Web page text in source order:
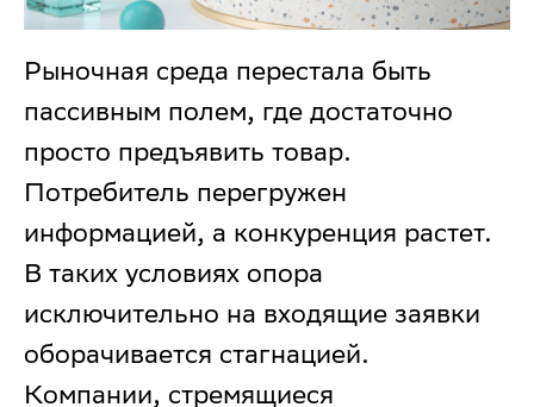
Рыночная среда перестала быть
пассивным полем, где достаточно
просто предъявить товар.
Потребитель перегружен
информацией, а конкуренция растет.
В таких условиях опора
исключительно на входящие заявки
оборачивается стагнацией.
Компании, стремящиеся